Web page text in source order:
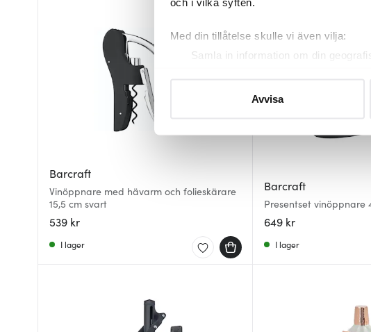
och i vilka syften.
Med din tillåtelse skulle vi även vilja:
Samla in information om din
eller dra tillbaka ditt samtycke när som
Vi använder cookies för att innehållet
Avvisa
Barcraft
Vinöppnare med hävarm och folieskärare
15,5 cm svart
539 kr
I lager
Barcraft
Presentset vinöppnare
649 kr
I lager